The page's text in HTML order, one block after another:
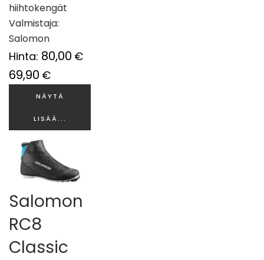
hiihtokengät
Valmistaja:
Salomon
Hinta: 80,00 €
69,90 €
NÄYTÄ
LISÄÄ...
Salomon
RC8
Classic